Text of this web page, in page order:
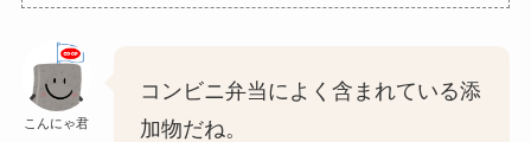
こんにゃ君
コンビニ弁当によく含まれている添
加物だね。